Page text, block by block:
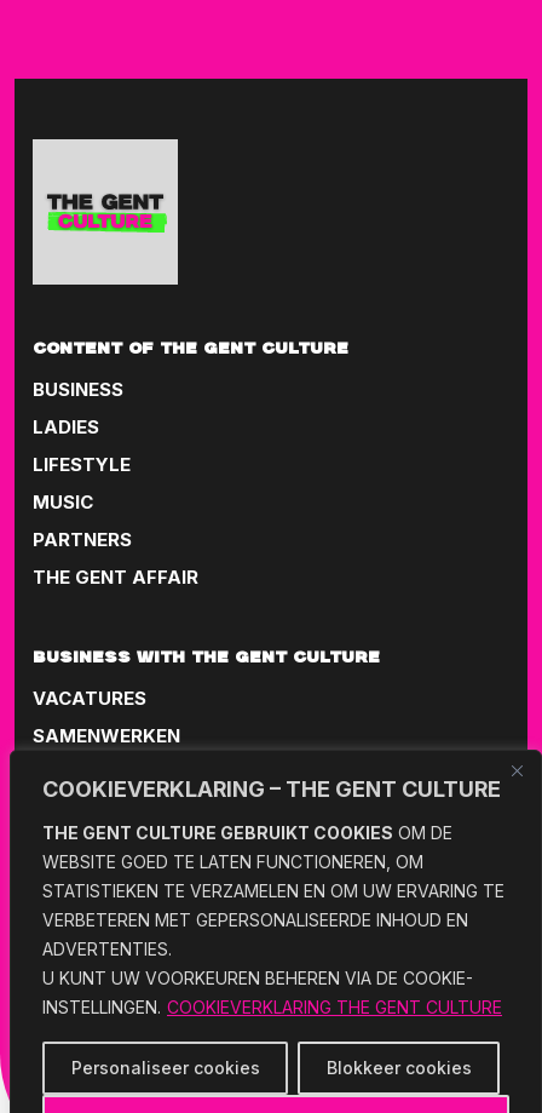
COOKIEVERKLARING – THE GENT CULTURE
THE GENT CULTURE GEBRUIKT COOKIES OM DE
WEBSITE GOED TE LATEN FUNCTIONEREN, OM
STATISTIEKEN TE VERZAMELEN EN OM UW ERVARING TE
VERBETEREN MET GEPERSONALISEERDE INHOUD EN
ADVERTENTIES.
U KUNT UW VOORKEUREN BEHEREN VIA DE COOKIE-
INSTELLINGEN. COOKIEVERKLARING THE GENT CULTURE
Personaliseer cookies Blokkeer cookies
CONTENT OF THE GENT CULTURE
BUSINESS
LADIES
LIFESTYLE
MUSIC
PARTNERS
THE GENT AFFAIR
BUSINESS WITH THE GENT CULTURE
VACATURES
SAMENWERKEN
ABOUT THE GENT CULTURE
COLOFON
CONTACT